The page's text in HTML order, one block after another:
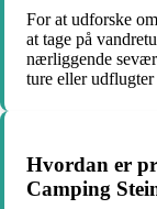
For at udforske
at tage på
nærliggende
ture eller udflugter
Hvordan er
Camping